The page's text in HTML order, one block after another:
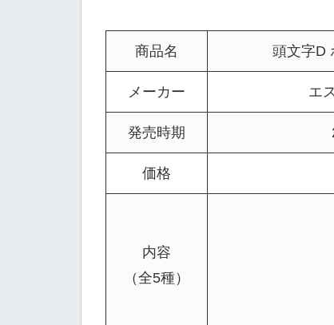
商品名 頭文字D
メーカー エ
発売時期
価格
内容
（全5種）